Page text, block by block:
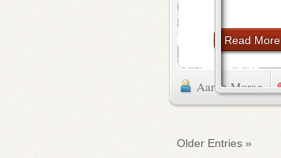
Read More
Aaron Morag
« Older Entries